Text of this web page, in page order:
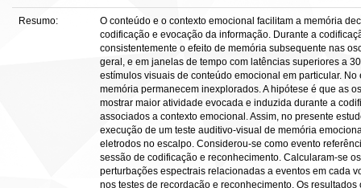
Resumo:
O conteúdo e o contexto emocional facilitam a memória
codificação e evocação da informação. Durante a
consistentemente o efeito de memória subsequente nas
geral, e em janelas de tempo com latências superiores a
estímulos visuais de conteúdo emocional em particular.
memória permanecem inexplorados. A hipótese é que as
mostrar maior atividade evocada e induzida durante a
associados a contexto emocional. Assim, no presente
execução de um teste auditivo-visual de memória
eletrodos no escalpo. Considerou-se como evento
sessão de codificação e reconhecimento. Calcularam-se
perturbações espectrais relacionadas a eventos em cada
nos testes de recordação e reconhecimento. Os